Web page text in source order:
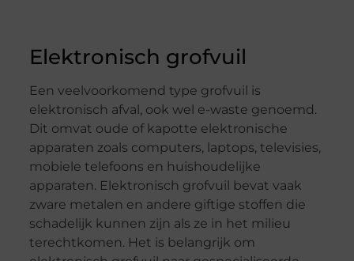
Elektronisch grofvuil
Een veelvoorkomend type grofvuil is
elektronisch afval, ook wel e-waste genoemd.
Dit omvat oude of kapotte elektronische
apparaten zoals computers, laptops, televisies,
mobiele telefoons en huishoudelijke
apparaten. Elektronisch grofvuil bevat vaak
zware metalen en andere giftige stoffen die
schadelijk kunnen zijn als ze in het milieu
terechtkomen. Het is belangrijk om